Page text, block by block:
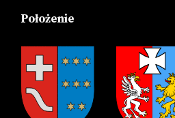
Położenie